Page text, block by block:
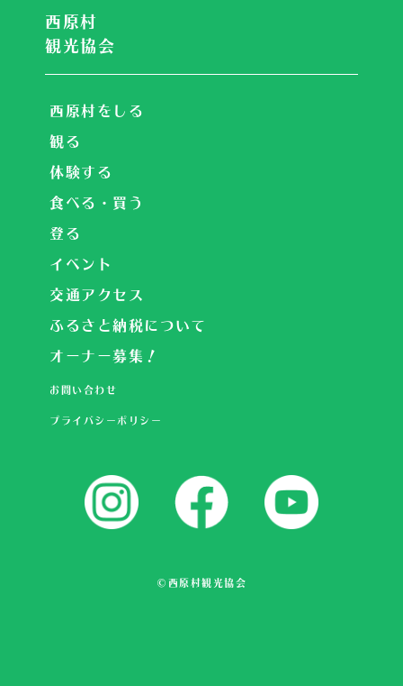
西原村
観光協会
西原村をしる
観る
体験する
食べる・買う
登る
イベント
交通アクセス
ふるさと納税について
オーナー募集！
お問い合わせ
プライバシーポリシー
©西原村観光協会